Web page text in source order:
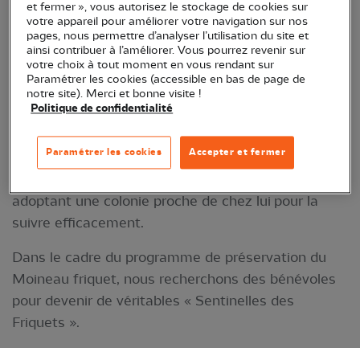
Devenez « Sentinelles des Friquets » !
L’Île-de-France est vaste, et les colonies de
Moineau friquet y sont dispersées
sur une quinzaine de communes du territoire. Pour
mieux les suivre et agir efficacement, nous avons
adoptant une colonie proche de chez lui pour la
suivre efficacement.
Dans le cadre du programme de préservation du
Moineau friquet, nous recherchons des bénévoles
pour devenir de véritables « Sentinelles des
Friquets ».
et fermer », vous autorisez le stockage de cookies sur
votre appareil pour améliorer votre navigation sur nos
pages, nous permettre d’analyser l’utilisation du site et
ainsi contribuer à l’améliorer. Vous pourrez revenir sur
votre choix à tout moment en vous rendant sur
Paramétrer les cookies (accessible en bas de page de
notre site). Merci et bonne visite !
Politique de confidentialité
Accepter et fermer
Paramétrer les cookies